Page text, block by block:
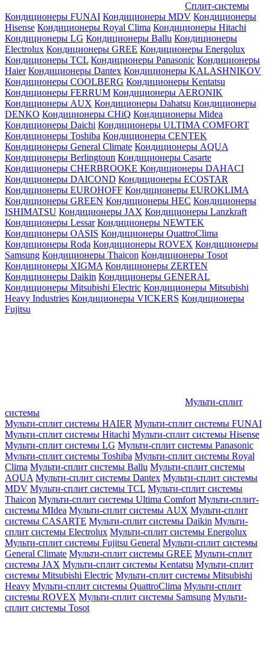
Сплит-системы
Кондиционеры FUNAI Кондиционеры MDV Кондиционеры
Hisense Кондиционеры Royal Clima Кондиционеры Hitachi
Кондиционеры LG Кондиционеры Ballu Кондиционеры
Electrolux Кондиционеры GREE Кондиционеры Energolux
Кондиционеры TCL Кондиционеры Panasonic Кондиционеры
Haier Кондиционеры Dantex Кондиционеры KALASHNIKOV
Кондиционеры СOOLBERG Кондиционеры Kentatsu
Кондиционеры FERRUM Кондиционеры AERONIK
Кондиционеры AUX Кондиционеры Dahatsu Кондиционеры
DENKO Кондиционеры CHiQ Кондиционеры Midea
Кондиционеры Daichi Кондиционеры ULTIMA COMFORT
Кондиционеры Toshiba Кондиционеры CENTEK
Кондиционеры General Climate Кондиционеры AQUA
Кондиционеры Berlingtoun Кондиционеры Casarte
Кондиционеры CHERBROOKE Кондиционеры DAHACI
Кондиционеры DAICOND Кондиционеры ECOSTAR
Кондиционеры EUROHOFF Кондиционеры EUROKLIMA
Кондиционеры GREEN Кондиционеры HEC Кондиционеры
ISHIMATSU Кондиционеры JAX Кондиционеры Lanzkraft
Кондиционеры Lessar Кондиционеры NEWTEK
Кондиционеры OASIS Кондиционеры QuattroClima
Кондиционеры Roda Кондиционеры ROVEX Кондиционеры
Samsung Кондиционеры Thaicon Кондиционеры Tosot
Кондиционеры XIGMA Кондиционеры ZERTEN
Кондиционеры Daikin Кондиционеры GENERAL
Кондиционеры Mitsubishi Electric Кондиционеры Mitsubishi
Heavy Industries Кондиционеры VICKERS Кондиционеры
Fujitsu
Мульти-сплит
системы
Мульти-сплит системы HAIER Мульти-сплит системы FUNAI
Мульти-сплит системы Hitachi Мульти-сплит системы Hisense
Мульти-сплит системы LG Мульти-сплит системы Panasonic
Мульти-сплит системы Toshiba Мульти-сплит системы Royal
Clima Мульти-сплит системы Ballu Мульти-сплит системы
AQUA Мульти-сплит системы Dantex Мульти-сплит системы
MDV Мульти-сплит системы TCL Мульти-сплит системы
Thaicon Мульти-сплит системы Ultima Comfort Мульти-сплит-
системы MIdea Мульти-сплит системы AUX Мульти-сплит
системы CASARTE Мульти-сплит системы Daikin Мульти-
сплит системы Electrolux Мульти-сплит системы Energolux
Мульти-сплит системы Fujitsu General Мульти-сплит системы
General Climate Мульти-сплит системы GREE Мульти-сплит
системы JAX Мульти-сплит системы Kentatsu Мульти-сплит
системы Mitsubishi Electric Мульти-сплит системы Mitsubishi
Heavy Мульти-сплит системы QuattroClima Мульти-сплит
системы ROVEX Мульти-сплит системы Samsung Мульти-
сплит системы Tosot